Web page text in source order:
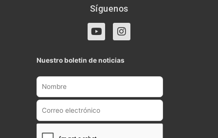
Síguenos
Y
o
t
u
b
I
n
t
a
g
a
Nuestro boletin de noticias